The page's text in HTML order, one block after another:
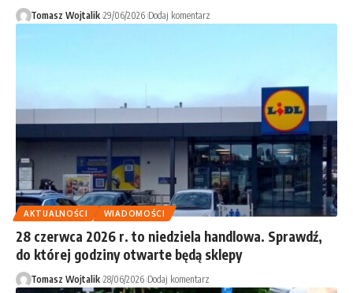
Tomasz Wojtalik 29/06/2026 Dodaj komentarz
AKTUALNOŚCI WIADOMOŚCI
28 czerwca 2026 r. to niedziela handlowa. Sprawdź,
do której godziny otwarte będą sklepy
Tomasz Wojtalik 28/06/2026 Dodaj komentarz